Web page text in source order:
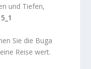
und Tiefen,
Sie die Buga
Reise wert.